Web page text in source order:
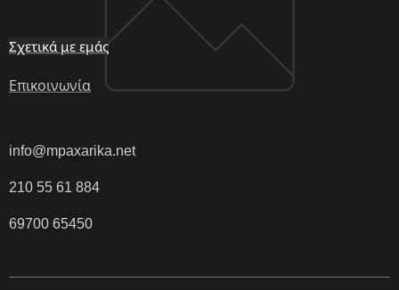
Σχετικά με εμάς
Επικοινωνία
info@mpaxarika.net
210 55 61 884
69700 65450